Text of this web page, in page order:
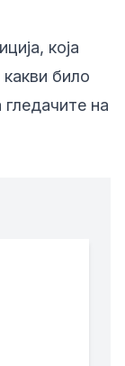
која
било
на